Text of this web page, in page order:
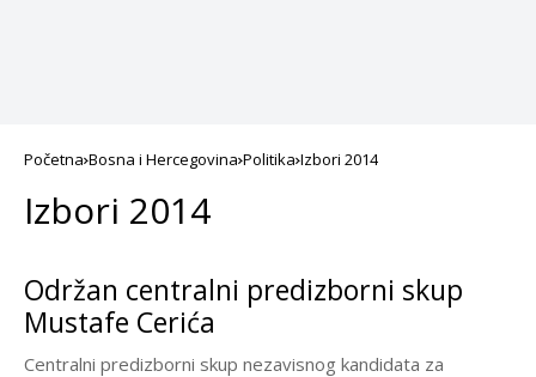
Početna Bosna i Hercegovina Politika Izbori 2014
Izbori 2014
Održan centralni predizborni skup
Mustafe Cerića
Centralni predizborni skup nezavisnog kandidata za